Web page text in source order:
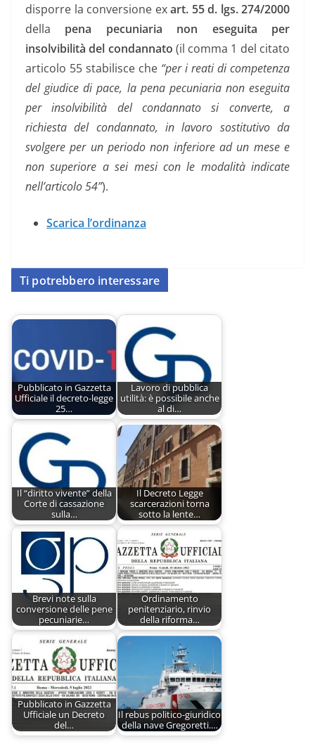
disporre la conversione exart. 55 d. lgs. 274/2000
della pena pecuniaria non eseguita per
insolvibilità del condannato (il comma 1 del citato
articolo 55 stabilisce che “per i reati di competenza
del giudice di pace, la pena pecuniaria non eseguita
per insolvibilità del condannato si converte, a
richiesta del condannato, in lavoro sostitutivo da
svolgere per un periodo non inferiore ad un mese e
non superiore a sei mesi con le modalità indicate
nell’articolo 54”).
Scarica l’ordinanza
Ti potrebbero interessare
Pubblicato in Gazzetta
Ufficiale il decreto-legge
25…
Lavoro di pubblica
utilità: è possibile anche
al di…
Il “diritto vivente” della
Corte di cassazione
sulla…
Il Decreto Legge
scarcerazioni torna
sotto la lente…
Brevi note sulla
conversione delle pene
pecuniarie…
Ordinamento
penitenziario, rinvio
della riforma…
Pubblicato in Gazzetta
Ufficiale un Decreto
del…
Il rebus politico-giuridico
della nave Gregoretti.…